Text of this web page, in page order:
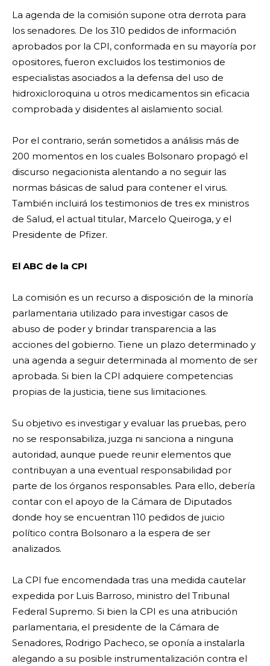
La agenda de la comisión supone otra derrota para
los senadores. De los 310 pedidos de información
aprobados por la CPI, conformada en su mayoría por
opositores, fueron excluidos los testimonios de
especialistas asociados a la defensa del uso de
hidroxicloroquina u otros medicamentos sin eficacia
comprobada y disidentes al aislamiento social.
Por el contrario, serán sometidos a análisis más de
200 momentos en los cuales Bolsonaro propagó el
discurso negacionista alentando a no seguir las
normas básicas de salud para contener el virus.
También incluirá los testimonios de tres ex ministros
de Salud, el actual titular, Marcelo Queiroga, y el
Presidente de Pfizer.
El ABC de la CPI
La comisión es un recurso a disposición de la minoría
parlamentaria utilizado para investigar casos de
abuso de poder y brindar transparencia a las
acciones del gobierno. Tiene un plazo determinado y
una agenda a seguir determinada al momento de ser
aprobada. Si bien la CPI adquiere competencias
propias de la justicia, tiene sus limitaciones.
Su objetivo es investigar y evaluar las pruebas, pero
no se responsabiliza, juzga ni sanciona a ninguna
autoridad, aunque puede reunir elementos que
contribuyan a una eventual responsabilidad por
parte de los órganos responsables. Para ello, debería
contar con el apoyo de la Cámara de Diputados
donde hoy se encuentran 110 pedidos de juicio
político contra Bolsonaro a la espera de ser
analizados.
La CPI fue encomendada tras una medida cautelar
expedida por Luis Barroso, ministro del Tribunal
Federal Supremo. Si bien la CPI es una atribución
parlamentaria, el presidente de la Cámara de
Senadores, Rodrigo Pacheco, se oponía a instalarla
alegando a su posible instrumentalización contra el